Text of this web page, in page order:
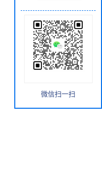
微信扫一扫